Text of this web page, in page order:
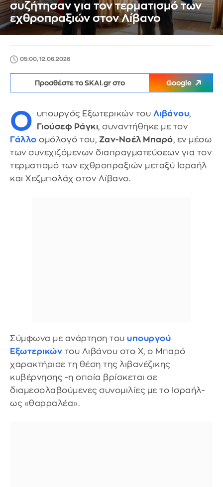
συζήτησαν για τον τερματισμό των
εχθροπραξιών στον Λίβανο
05:00, 12.06.2026
Προσθέστε το SKAI.gr στο Google
Ο υπουργός Εξωτερικών του Λιβάνου,
Γιούσεφ Ράγκι, συναντήθηκε με τον
Γάλλο ομόλογό του, Ζαν-Νοέλ Μπαρό, εν μέσω
των συνεχιζόμενων διαπραγματεύσεων για τον
τερματισμό των εχθροπραξιών μεταξύ Ισραήλ
και Χεζμπολάχ στον Λίβανο.
Σύμφωνα με ανάρτηση του υπουργού
Εξωτερικών του Λιβάνου στο Χ, ο Μπαρό
χαρακτήρισε τη θέση της λιβανέζικης
κυβέρνησης -η οποία βρίσκεται σε
διαμεσολαβούμενες συνομιλίες με το Ισραήλ-
ως «θαρραλέα».